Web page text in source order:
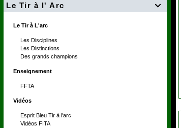

Le Tir à l' Arc
Le Tir à L'arc
Les Disciplines
Les Distinctions
Des grands champions
Enseignement
FFTA
Vidéos
Esprit Bleu Tir à l'arc
Vidéos FITA